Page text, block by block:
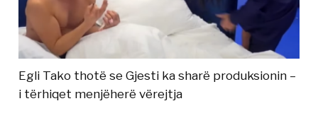
Egli Tako thotë se Gjesti ka sharë produksionin –
i tërhiqet menjëherë vërejtja